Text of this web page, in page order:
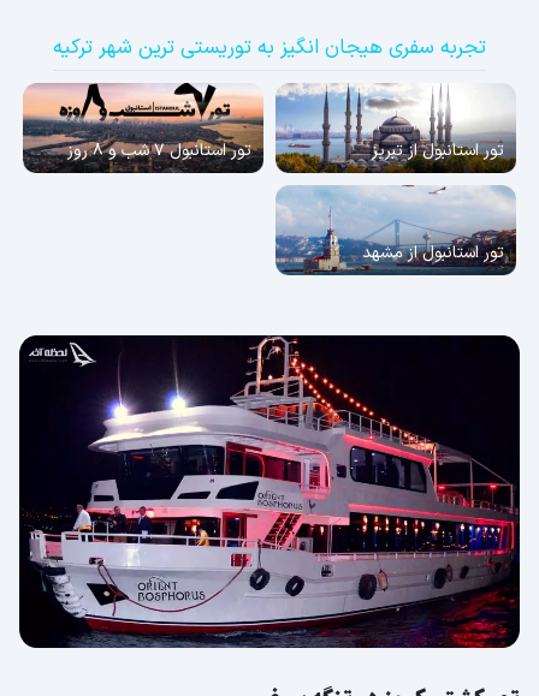
تجربه سفری هیجان انگیز به توریستی ترین شهر ترکیه
تور استانبول از تبریز تور استانبول 7 شب و 8 روز
تور استانبول از مشهد